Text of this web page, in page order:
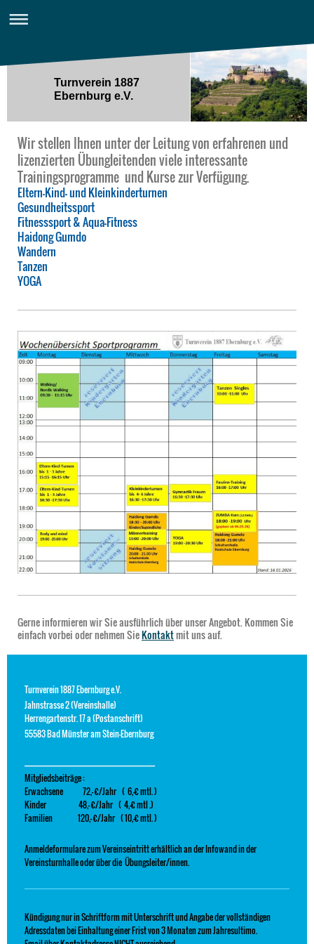
Turnverein 1887
Ebernburg e.V.
Wir stellen Ihnen unter der Leitung von erfahrenen und
lizenzierten Übungleitenden viele interessante
Trainingsprogramme und Kurse zur Verfügung.
Eltern-Kind- und Kleinkinderturnen
Gesundheitssport
Fitnesssport & Aqua-Fitness
Haidong Gumdo
Wandern
Tanzen
YOGA
Gerne informieren wir Sie ausführlich über unser Angebot. Kommen Sie
einfach vorbei oder nehmen SieKontaktmit uns auf.
Turnverein 1887 Ebernburg e.V.
Jahnstrasse 2 (Vereinshalle)
Herrengartenstr. 17 a (Postanschrift)
55583 Bad Münster am Stein-Ebernburg
---------------------------------------------------------------------------------------------
Mitgliedsbeiträge :
Erwachsene 72,- €/Jahr ( 6,-€ mtl. )
Kinder 48,- €/Jahr ( 4,-€ mtl .)
Familien 120,- €/Jahr ( 10,-€ mtl. )
Anmeldeformulare zum Vereinseintritt erhältlich an der Infowand in der
Vereinsturnhalle oder über die Übungsleiter/innen.
Kündigung nur in Schriftform mit Unterschrift und Angabe der vollständigen
Adressdaten bei Einhaltung einer Frist von 3 Monaten zum Jahresultimo.